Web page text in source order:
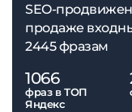
SEO-
продаже
2445 фразам
1066
фраз в ТОП
Яндекс